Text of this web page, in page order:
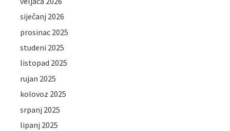
siječanj 2026
prosinac 2025
studeni 2025
listopad 2025
rujan 2025
kolovoz 2025
srpanj 2025
lipanj 2025